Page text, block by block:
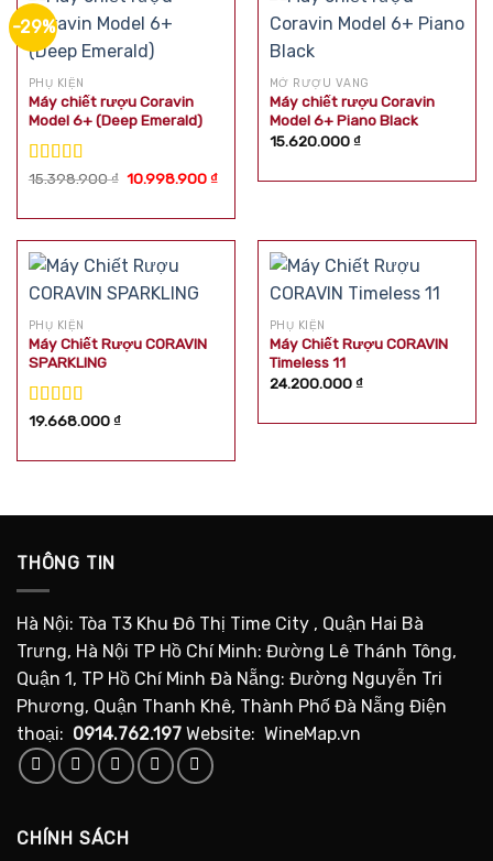
-29%
PHỤ KIỆN
Máy chiết rượu Coravin
Model 6+ (Deep Emerald)
Được xếp
15.398.900₫ Giá
15.398.900 ₫.
10.998.900₫Giá
là:
MỞ RƯỢU VANG
Máy chiết rượu Coravin
Model 6+ Piano Black
15.620.000₫
PHỤ KIỆN
Máy Chiết Rượu CORAVIN
SPARKLING
Được xếp
19.668.000₫
PHỤ KIỆN
Máy Chiết Rượu CORAVIN
Timeless 11
24.200.000₫
THÔNG TIN
Hà Nội: Tòa T3 Khu Đô Thị Time City , Quận Hai Bà
Trưng, Hà Nội TP Hồ Chí Minh: Đường Lê Thánh Tông,
Quận 1, TP Hồ Chí Minh Đà Nẵng: Đường Nguyễn Tri
Phương, Quận Thanh Khê, Thành Phố Đà Nẵng Điện
thoại: 0914.762.197 Website: WineMap.vn
CHÍNH SÁCH